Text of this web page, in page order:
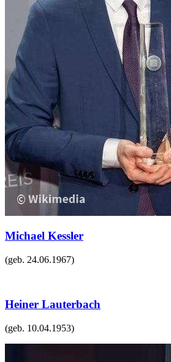
Michael Kessler
(geb. 24.06.1967)
Heiner Lauterbach
(geb. 10.04.1953)